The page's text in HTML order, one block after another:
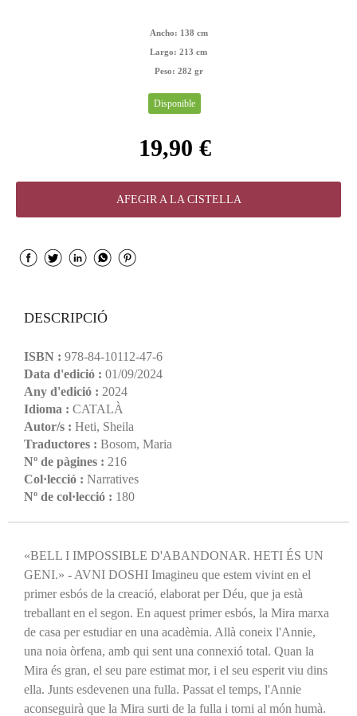
Ancho: 138 cm
Largo: 213 cm
Peso: 282 gr
Disponible
19,90 €
AFEGIR A LA CISTELLA
DESCRIPCIÓ
ISBN : 978-84-10112-47-6
Data d'edició : 01/09/2024
Any d'edició : 2024
Idioma : CATALÀ
Autor/s : Heti, Sheila
Traductores : Bosom, Maria
Nº de pàgines : 216
Col·lecció : Narratives
Nº de col·lecció : 180
«BELL I IMPOSSIBLE D'ABANDONAR. HETI ÉS UN
GENI.» - AVNI DOSHI Imagineu que estem vivint en el
primer esbós de la creació, elaborat per Déu, que ja està
treballant en el segon. En aquest primer esbós, la Mira marxa
de casa per estudiar en una acadèmia. Allà coneix l'Annie,
una noia òrfena, amb qui sent una connexió total. Quan la
Mira és gran, el seu pare estimat mor, i el seu esperit viu dins
ella. Junts esdevenen una fulla. Passat el temps, l'Annie
aconseguirà que la Mira surti de la fulla i torni al món humà.